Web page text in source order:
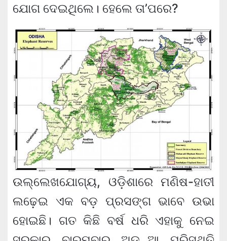
ଯୋଗ ଦେଇଥିଲେ। ହେଲେ ତା’ପରେ?
ଉଲ୍ଲେଖଯୋଗ୍ୟ, ଓଡ଼ିଶାରେ ମଣିଷ-ହାତୀ
ଲଢ଼େଇ ଏକ ବଡ଼ ପ୍ରସଙ୍ଗ ଭାବେ ଉଭା
ହୋଇଛି। ଗତ କିଛି ବର୍ଷ ଧରି ଏହାକୁ ନେଇ